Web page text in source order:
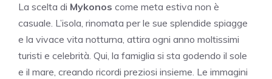
La scelta di Mykonos come meta estiva non è
casuale. L’isola, rinomata per le sue splendide spiagge
e la vivace vita notturna, attira ogni anno moltissimi
turisti e celebrità. Qui, la famiglia si sta godendo il sole
e il mare, creando ricordi preziosi insieme. Le immagini